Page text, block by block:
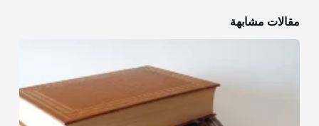
مقالات مشابهة